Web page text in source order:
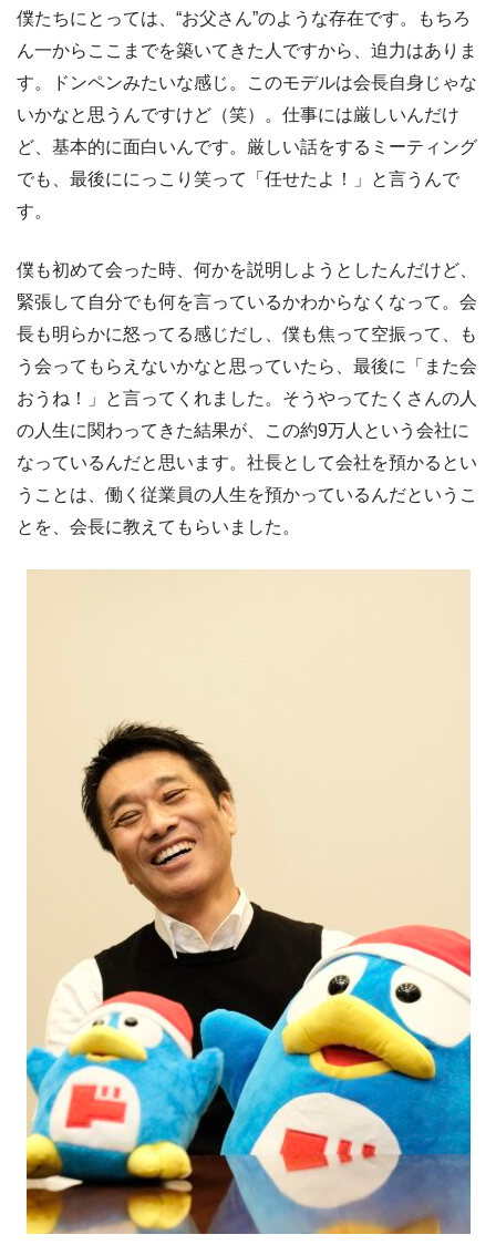
僕たちにとっては、“お父さん”のような存在です。もちろ
ん一からここまでを築いてきた人ですから、迫力はありま
す。ドンペンみたいな感じ。このモデルは会長自身じゃな
いかなと思うんですけど（笑）。仕事には厳しいんだけ
ど、基本的に面白いんです。厳しい話をするミーティング
でも、最後ににっこり笑って「任せたよ！」と言うんで
す。
僕も初めて会った時、何かを説明しようとしたんだけど、
緊張して自分でも何を言っているかわからなくなって。会
長も明らかに怒ってる感じだし、僕も焦って空振って、も
う会ってもらえないかなと思っていたら、最後に「また会
おうね！」と言ってくれました。そうやってたくさんの人
の人生に関わってきた結果が、この約9万人という会社に
なっているんだと思います。社長として会社を預かるとい
うことは、働く従業員の人生を預かっているんだというこ
とを、会長に教えてもらいました。